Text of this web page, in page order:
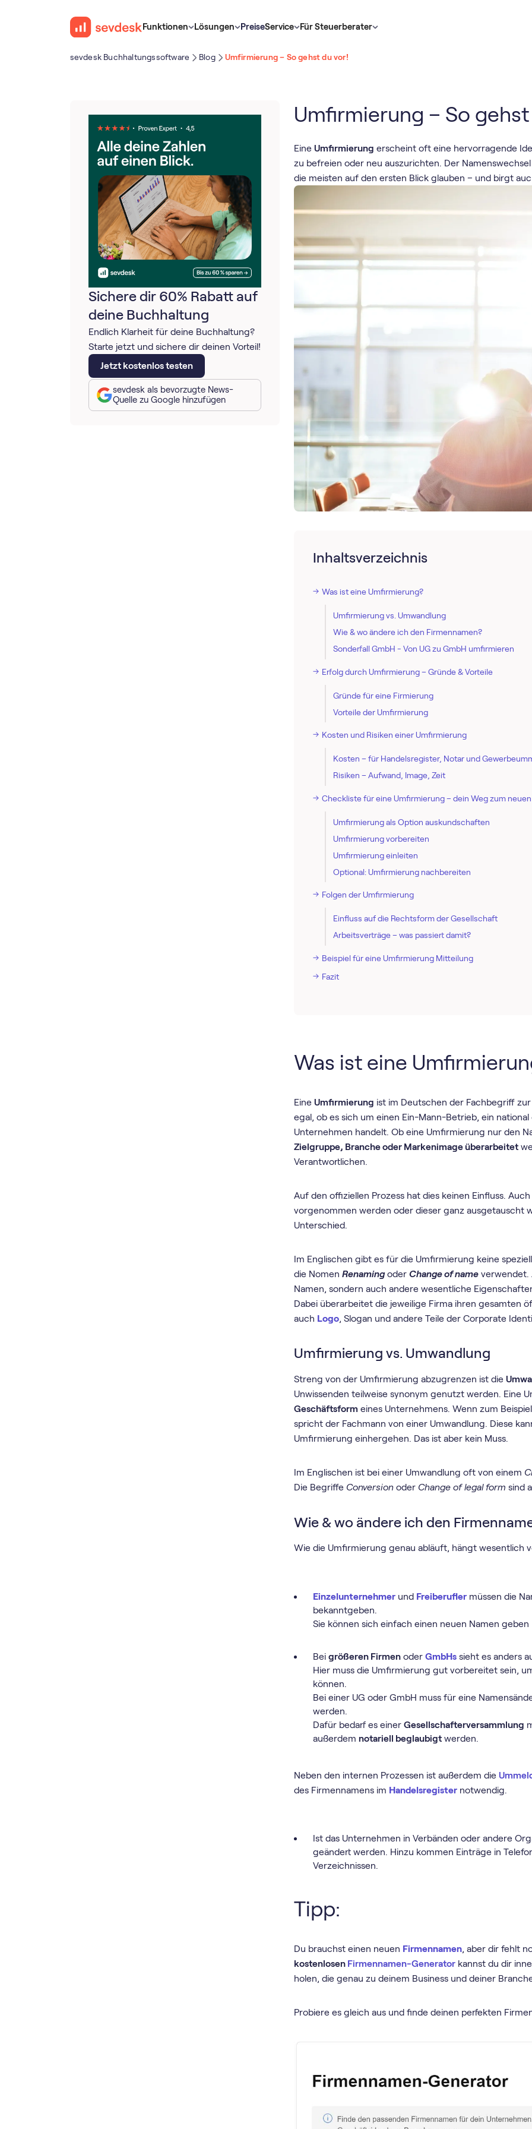
Funktionen Lösungen PreiseService Für Steuerberater
sevdesk Buch­haltungs­software Blog Umfirmierung – So gehst du vor!
Sichere dir 60% Rabatt auf
deine Buchhaltung
Endlich Klarheit für deine Buchhaltung?
Starte jetzt und sichere dir deinen Vorteil!
Jetzt kostenlos testen
sevdesk als bevorzugte News-
Quelle zu Google hinzufügen
Umfirmierung – So
EineUmfirmierung erscheint oft eine hervorragende
zu befreien oder neu auszurichten. Der
die meisten auf den ersten Blick glauben – und birgt
Inhaltsverzeichnis
Was ist eine Umfirmierung?
Umfirmierung vs. Umwandlung
Wie & wo ändere ich den Firmennamen?
Sonderfall GmbH - Von UG zu GmbH umfirmieren
Erfolg durch Umfirmierung – Gründe & Vorteile
Gründe für eine Firmierung
Vorteile der Umfirmierung
Kosten und Risiken einer Umfirmierung
Kosten – für Handelsregister, Notar und
Risiken – Aufwand, Image, Zeit
Checkliste für eine Umfirmierung – dein Weg zum
Umfirmierung als Option auskundschaften
Umfirmierung vorbereiten
Umfirmierung einleiten
Optional: Umfirmierung nachbereiten
Folgen der Umfirmierung
Einfluss auf die Rechtsform der Gesellschaft
Arbeitsverträge – was passiert damit?
Beispiel für eine Umfirmierung Mitteilung
Fazit
Was ist eine
EineUmfirmierung ist im Deutschen der Fachbegriff
egal, ob es sich um einen Ein-Mann-Betrieb, ein
Unternehmen handelt. Ob eine Umfirmierung nur den
Zielgruppe, Branche oder Markenimage überarbeitet
Verantwortlichen.
Auf den offiziellen Prozess hat dies keinen Einfluss.
vorgenommen werden oder dieser ganz ausgetauscht
Unterschied.
Im Englischen gibt es für die Umfirmierung keine
die NomenRenamingoderChange of name verwendet.
Namen, sondern auch andere wesentliche
Dabei überarbeitet die jeweilige Firma ihren gesamten
auch Logo, Slogan und andere Teile der Corporate
Umfirmierung vs. Umwandlung
Streng von der Umfirmierung abzugrenzen ist die
Unwissenden teilweise synonym genutzt werden. Eine
Geschäftsform eines Unternehmens. Wenn zum
spricht der Fachmann von einer Umwandlung. Diese
Umfirmierung einhergehen. Das ist aber kein Muss.
Im Englischen ist bei einer Umwandlung oft von einem
Die Begriffe Conversionoder Change of legal formsind
Wie & wo ändere ich den
Wie die Umfirmierung genau abläuft, hängt wesentlich
Einzelunternehmerund Freiberuflermüssen die
bekanntgeben.
Sie können sich einfach einen neuen Namen
Bei größeren Firmenoder GmbHssieht es anders
Hier muss die Umfirmierung gut vorbereitet sein,
können.
Bei einer UG oder GmbH muss für eine
werden.
Dafür bedarf es einer Gesellschafterversammlung
außerdem notariell beglaubigtwerden.
Neben den internen Prozessen ist außerdem die
des Firmennamens im Handelsregister notwendig.
Ist das Unternehmen in Verbänden oder andere
geändert werden. Hinzu kommen Einträge in
Verzeichnissen.
Tipp:
Du brauchst einen neuen Firmennamen, aber dir fehlt
kostenlosen Firmennamen-Generator kannst du dir
holen, die genau zu deinem Business und deiner
Probiere es gleich aus und finde deinen perfekten